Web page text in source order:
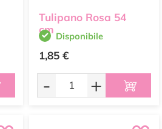
Tulipano Rosa 54
cm
Disponibile
1,85 €
- +